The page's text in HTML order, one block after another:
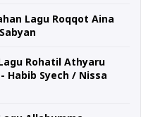
Lagu Roqqot Aina
Rohatil Athyaru
Habib Syech / Nissa